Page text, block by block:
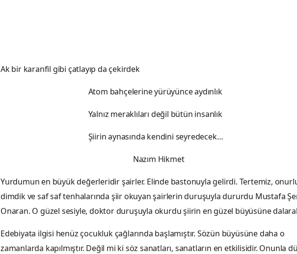
Ak bir karanfil gibi çatlayıp da çekirdek
Atom bahçelerine yürüyünce aydınlık
Yalnız meraklıları değil bütün insanlık
Şiirin aynasında kendini seyredecek…
Nazım Hikmet
Yurdumun en büyük değerleridir şairler. Elinde bastonuyla gelirdi. Tertemiz,
dimdik ve saf saf tenhalarında şiir okuyan şairlerin duruşuyla dururdu Mustafa
Onaran. O güzel sesiyle, doktor duruşuyla okurdu şiirin en güzel büyüsüne
Edebiyata ilgisi henüz çocukluk çağlarında başlamıştır. Sözün büyüsüne daha o
zamanlarda kapılmıştır. Değil mi ki söz sanatları, sanatların en etkilisidir. Onunla